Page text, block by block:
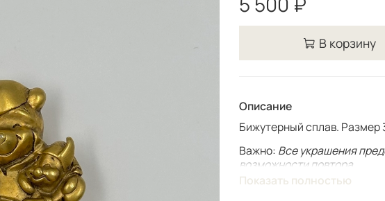
В корзину
Описание
Бижутерный сплав. Размер
Важно: Все украшения
возможности повтора.
Для вашего комфорта у нас
Показать полностью